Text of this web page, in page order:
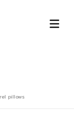
pillows